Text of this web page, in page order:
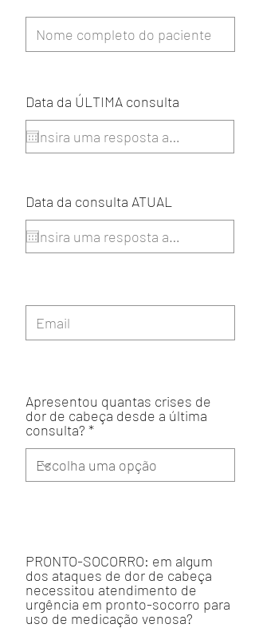
Data da ÚLTIMA consulta
Data da consulta ATUAL
Apresentou quantas crises de
dor de cabeça desde a última
consulta?
PRONTO-SOCORRO: em algum
dos ataques de dor de cabeça
necessitou atendimento de
urgência em pronto-socorro para
uso de medicação venosa?